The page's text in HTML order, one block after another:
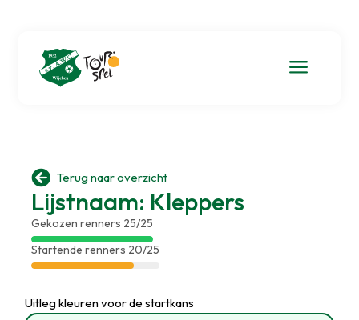
a
 Terug naar overzicht
Lijstnaam: Kleppers
Gekozen renners 25/25
Startende renners 20/25
Uitleg kleuren voor de startkans